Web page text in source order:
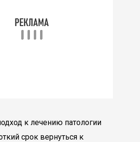
к лечению патологии
срок вернуться к